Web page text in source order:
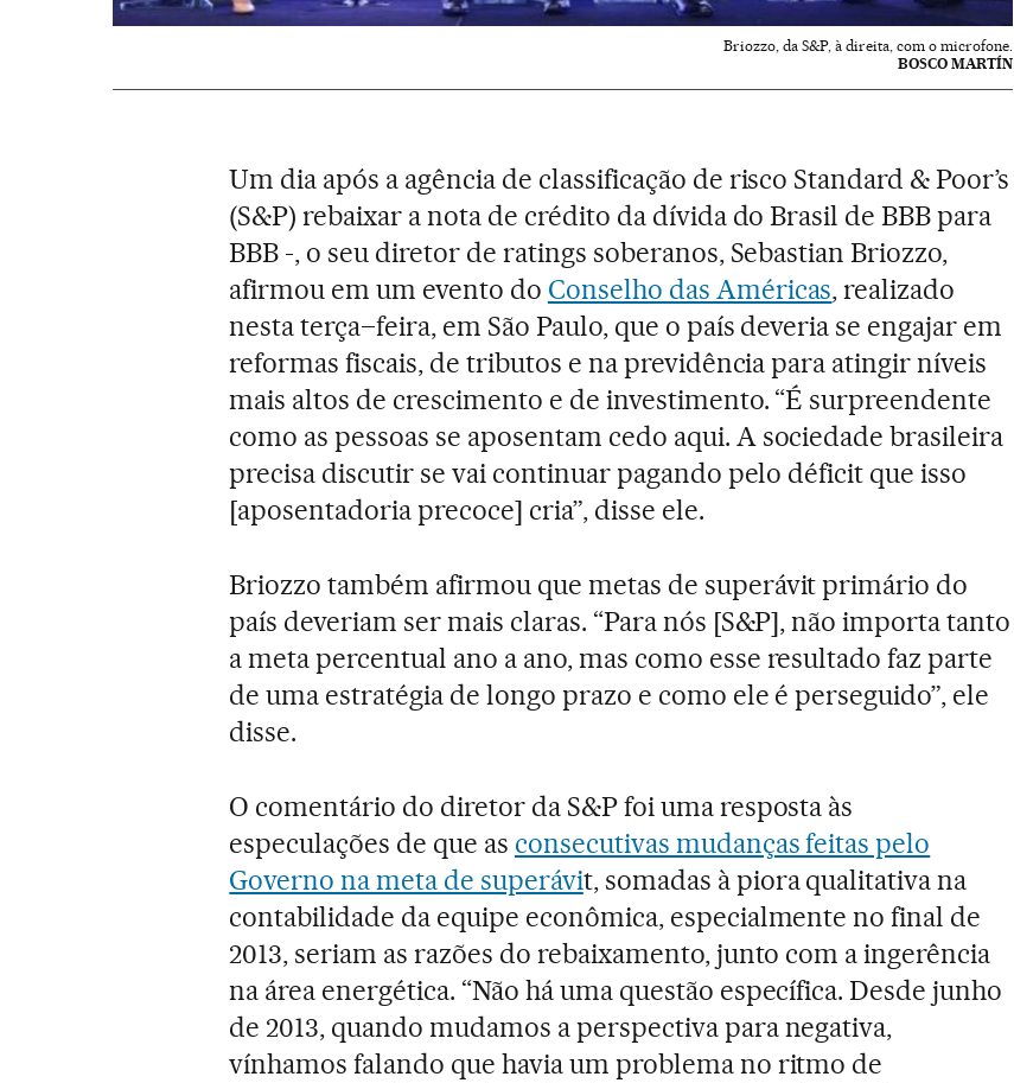
Briozzo, da S&P, à direita, com o microfone.
BOSCO MARTÍN
Um dia após a agência de classificação de risco Standard & Poor’s
(S&P) rebaixar a nota de crédito da dívida do Brasil de BBB para
BBB -, o seu diretor de ratings soberanos, Sebastian Briozzo,
afirmou em um evento do Conselho das Américas, realizado
nesta terça–feira, em São Paulo, que o país deveria se engajar em
reformas fiscais, de tributos e na previdência para atingir níveis
mais altos de crescimento e de investimento. “É surpreendente
como as pessoas se aposentam cedo aqui. A sociedade brasileira
precisa discutir se vai continuar pagando pelo déficit que isso
[aposentadoria precoce] cria”, disse ele.
Briozzo também afirmou que metas de superávit primário do
país deveriam ser mais claras. “Para nós [S&P], não importa tanto
a meta percentual ano a ano, mas como esse resultado faz parte
de uma estratégia de longo prazo e como ele é perseguido”, ele
disse.
O comentário do diretor da S&P foi uma resposta às
especulações de que as consecutivas mudanças feitas pelo
Governo na meta de superávit, somadas à piora qualitativa na
contabilidade da equipe econômica, especialmente no final de
2013, seriam as razões do rebaixamento, junto com a ingerência
na área energética. “Não há uma questão específica. Desde junho
de 2013, quando mudamos a perspectiva para negativa,
vínhamos falando que havia um problema no ritmo de